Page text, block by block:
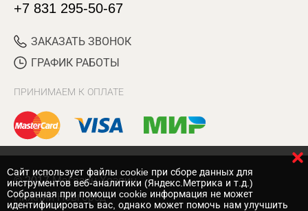
+7 831 295-50-67
ЗАКАЗАТЬ ЗВОНОК
ГРАФИК РАБОТЫ
ПРИНИМАЕМ К ОПЛАТЕ
© 2017 Магазин Хозяин
Нижний Новгород
Cайт использует файлы cookie при сборе данных для
инструментов веб-аналитики (Яндекс.Метрика и т.д.)
Собранная при помощи cookie информация не может
идентифицировать вас, однако может помочь нам улучшить